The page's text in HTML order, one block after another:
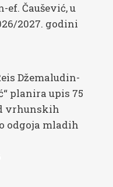
ef. Čaušević, u
2027. godini
Džemaludin-
planira upis 75
vrhunskih
odgoja mladih